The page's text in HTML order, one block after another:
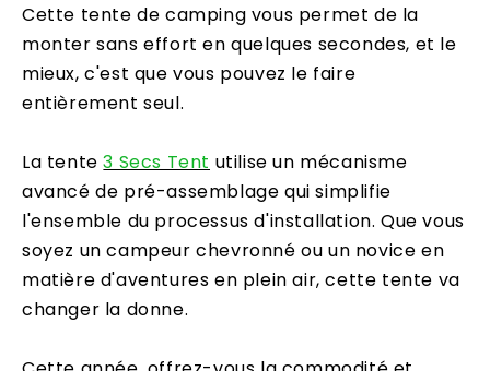
Cette tente de camping vous permet de la
monter sans effort en quelques secondes, et le
mieux, c'est que vous pouvez le faire
entièrement seul.
La tente3 Secs Tent utilise un mécanisme
avancé de pré-assemblage qui simplifie
l'ensemble du processus d'installation. Que vous
soyez un campeur chevronné ou un novice en
matière d'aventures en plein air, cette tente va
changer la donne.